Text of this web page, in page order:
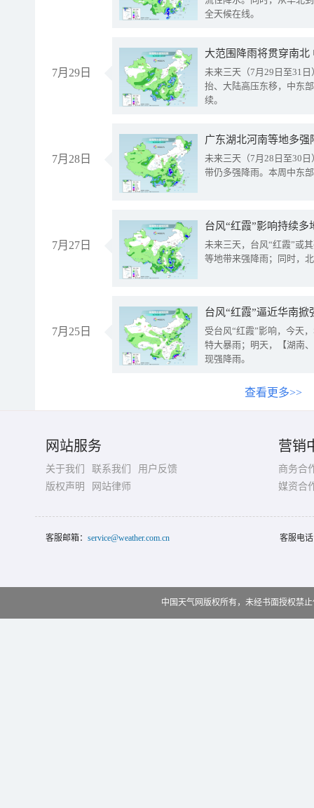
全天候在线。
7月29日
大范围降雨将贯穿南
未来三天（7月29日至31
抬、大陆高压东移，中东
续。
7月28日
广东湖北河南等地多
未来三天（7月28日至30
带仍多强降雨。本周中东
7月27日
台风“红霞”影响持续
未来三天，台风“红霞”或
等地带来强降雨；同时，
7月25日
台风“红霞”逼近华南
受台风“红霞”影响，今天
特大暴雨；明天，【湖南
现强降雨。
查看更多>>
网站服务
关于我们 联系我们
用户反馈
版权声明
网站律师
营销
商务合
媒资合
客服邮箱： service@weather.com.cn 客服电
中国天气网版权所有，未经书面授权